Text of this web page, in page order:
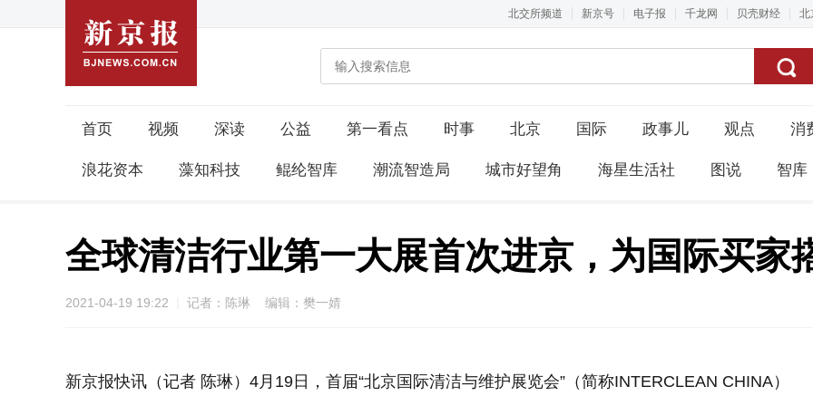
北交所频道 新京号 电子报 千龙网 贝壳财经 北
首页 视频 深读 公益 第一看点 时事 北京 国际 政事儿 观点 消
浪花资本 藻知科技 鲲纶智库 潮流智造局 城市好望角 海星生活社 图说 智库
全球清洁行业第一大展首次进京，为国际买家
2021-04-19 19:22 记者：陈琳 编辑：樊一婧
新京报快讯（记者 陈琳）4月19日，首届“北京国际清洁与维护展览会”（简称INTERCLEAN CHINA）